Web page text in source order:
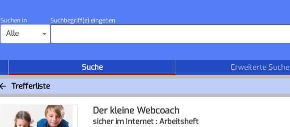
Suchen in
Alle
Suchbegriff(e) eingeben
Suche Erweiterte Suche
Trefferliste
Der kleine Webcoach
sicher im Internet : Arbeitsheft